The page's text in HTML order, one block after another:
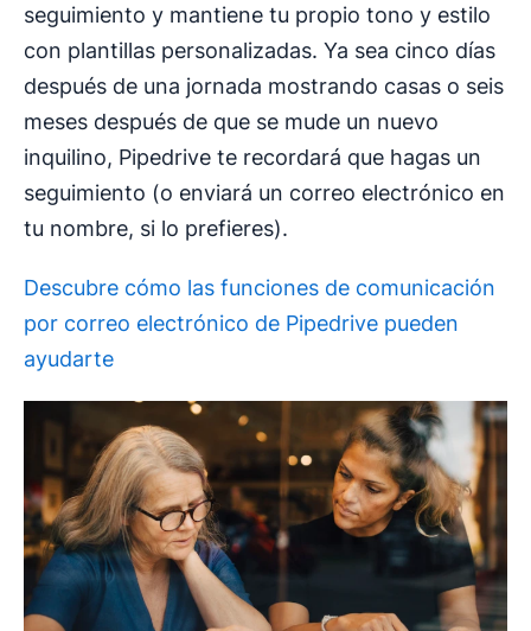
seguimiento y mantiene tu propio tono y estilo
con plantillas personalizadas. Ya sea cinco días
después de una jornada mostrando casas o seis
meses después de que se mude un nuevo
inquilino, Pipedrive te recordará que hagas un
seguimiento (o enviará un correo electrónico en
tu nombre, si lo prefieres).
Descubre cómo las funciones de comunicación
por correo electrónico de Pipedrive pueden
ayudarte
Se abre en una nueva ventana